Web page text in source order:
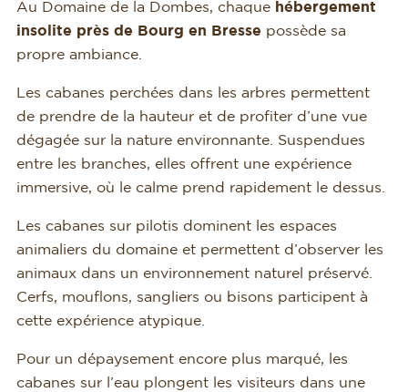
Au Domaine de la Dombes, chaque hébergement
insolite près de Bourg en Bresse possède sa
propre ambiance.
Les cabanes perchées dans les arbres permettent
de prendre de la hauteur et de profiter d’une vue
dégagée sur la nature environnante. Suspendues
entre les branches, elles offrent une expérience
immersive, où le calme prend rapidement le dessus.
Les cabanes sur pilotis dominent les espaces
animaliers du domaine et permettent d’observer les
animaux dans un environnement naturel préservé.
Cerfs, mouflons, sangliers ou bisons participent à
cette expérience atypique.
Pour un dépaysement encore plus marqué, les
cabanes sur l’eau plongent les visiteurs dans une